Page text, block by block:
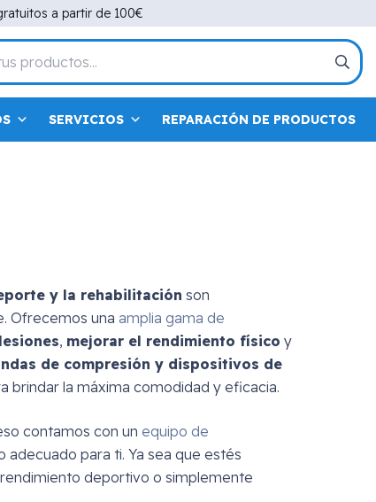
a partir de 100€
SERVICIOS REPARACIÓN DE PRODUCTOS
y la rehabilitación son
Ofrecemos una amplia gama de
, mejorar el rendimiento físico y
de compresión y dispositivos de
brindar la máxima comodidad y eficacia.
contamos con un equipo de
adecuado para ti. Ya sea que estés
deportivo o simplemente